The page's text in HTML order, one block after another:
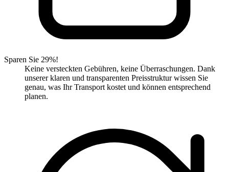
Sparen Sie 29%!
Keine versteckten Gebühren, keine Überraschungen. Dank
unserer klaren und transparenten Preisstruktur wissen Sie
genau, was Ihr Transport kostet und können entsprechend
planen.